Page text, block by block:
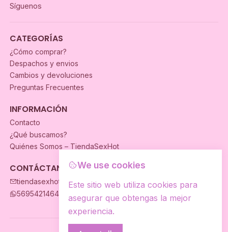
Síguenos
CATEGORÍAS
¿Cómo comprar?
Despachos y envios
Cambios y devoluciones
Preguntas Frecuentes
INFORMACIÓN
Contacto
¿Qué buscamos?
Quiénes Somos – TiendaSexHot
CONTÁCTANOS
tiendasexhot@gmail.com
56954214649
We use cookies
Este sitio web utiliza cookies para
asegurar que obtengas la mejor
experiencia.